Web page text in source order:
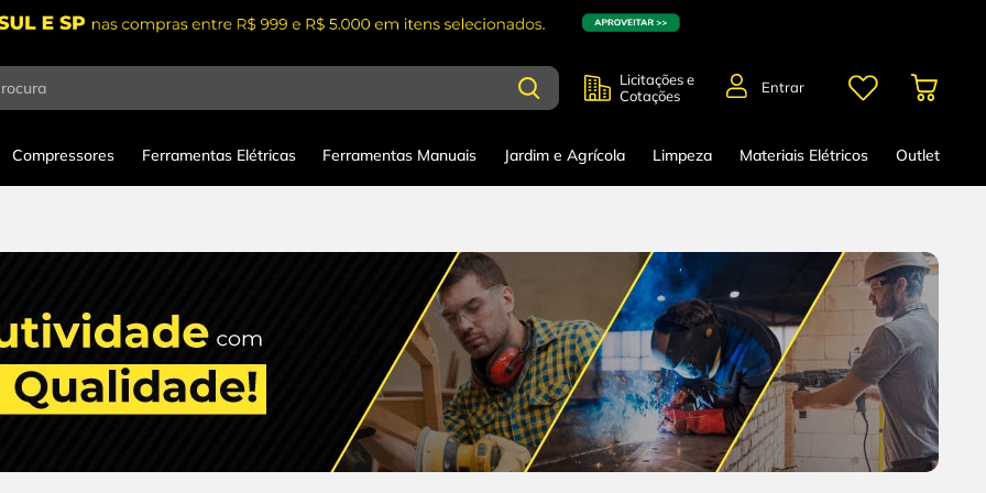
Licitações e
Cotações
Entrar
Compressores Ferramentas Elétricas Ferramentas Manuais Jardim e Agrícola Limpeza Materiais Elétricos Outlet